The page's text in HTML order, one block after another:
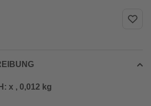
x , 0,012 kg